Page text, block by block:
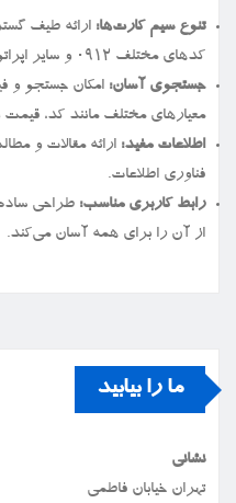
تنوع سیم کارت‌ها: ارائه طیف
کدهای مختلف ۰۹۱۲ و سایر اپراتورها.
جستجوی آسان: امکان جستجو و
معیارهای مختلف مانند کد، قیمت
اطلاعات مفید: ارائه مقالات و
فناوری اطلاعات.
رابط کاربری مناسب: طراحی ساده
از آن را برای همه آسان می‌کند.
ما را بیابید
نشانی
تهران خیابان فاطمی